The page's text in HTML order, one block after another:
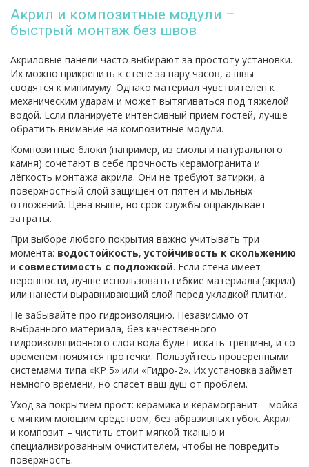
Акрил и композитные модули –
быстрый монтаж без швов
Акриловые панели часто выбирают за простоту установки.
Их можно прикрепить к стене за пару часов, а швы
сводятся к минимуму. Однако материал чувствителен к
механическим ударам и может вытягиваться под тяжёлой
водой. Если планируете интенсивный приём гостей, лучше
обратить внимание на композитные модули.
Композитные блоки (например, из смолы и натурального
камня) сочетают в себе прочность керамогранита и
лёгкость монтажа акрила. Они не требуют затирки, а
поверхностный слой защищён от пятен и мыльных
отложений. Цена выше, но срок службы оправдывает
затраты.
При выборе любого покрытия важно учитывать три
момента: водостойкость,устойчивость к скольжению
и совместимость с подложкой. Если стена имеет
неровности, лучше использовать гибкие материалы (акрил)
или нанести выравнивающий слой перед укладкой плитки.
Не забывайте про гидроизоляцию. Независимо от
выбранного материала, без качественного
гидроизоляционного слоя вода будет искать трещины, и со
временем появятся протечки. Пользуйтесь проверенными
системами типа «КР 5» или «Гидро-2». Их установка займет
немного времени, но спасёт ваш душ от проблем.
Уход за покрытием прост: керамика и керамогранит – мойка
с мягким моющим средством, без абразивных губок. Акрил
и композит – чистить стоит мягкой тканью и
специализированным очистителем, чтобы не повредить
поверхность.